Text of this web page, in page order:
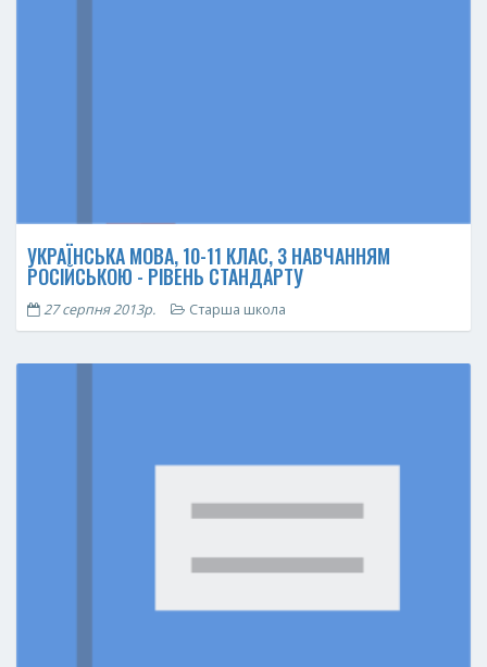
УКРАЇНСЬКА МОВА, 10-11 КЛАС, З НАВЧАННЯМ
РОСІЙСЬКОЮ - РІВЕНЬ СТАНДАРТУ
27 серпня 2013р. Старша школа